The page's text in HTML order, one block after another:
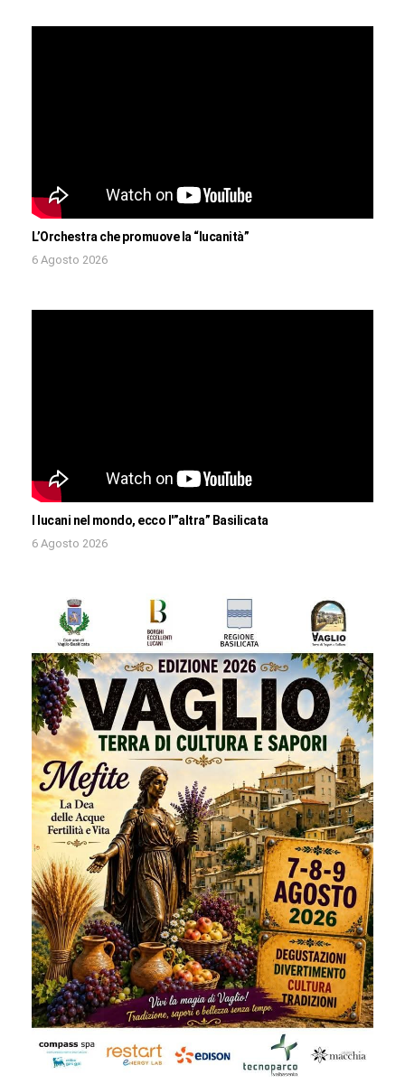
L’Orchestra che promuove la “lucanità”
6 Agosto 2026
I lucani nel mondo, ecco l'”altra” Basilicata
6 Agosto 2026